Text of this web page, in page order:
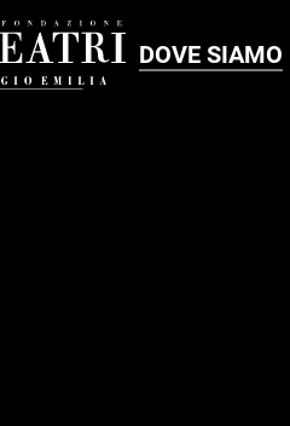
DOVE SIAMO